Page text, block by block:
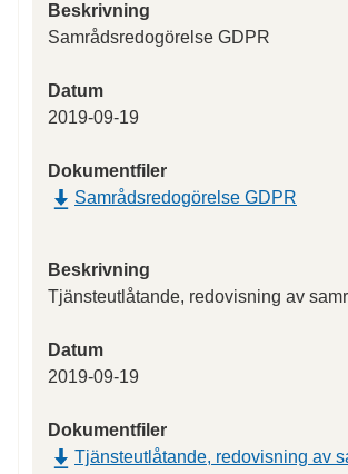
Beskrivning
Samrådsredogörelse GDPR
Datum
2019-09-19
Dokumentfiler
Samrådsredogörelse GDPR
Beskrivning
Tjänsteutlåtande, redovisning av
Datum
2019-09-19
Dokumentfiler
Tjänsteutlåtande, redovisning av